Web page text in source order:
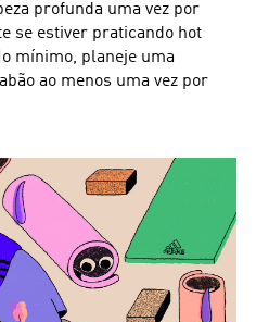
profunda uma vez por
se estiver praticando hot
mínimo, planeje uma
ao menos uma vez por